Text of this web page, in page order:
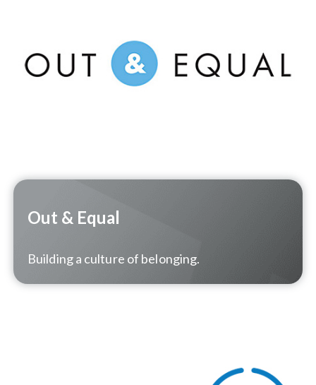
Out & Equal
Building a culture of belonging.